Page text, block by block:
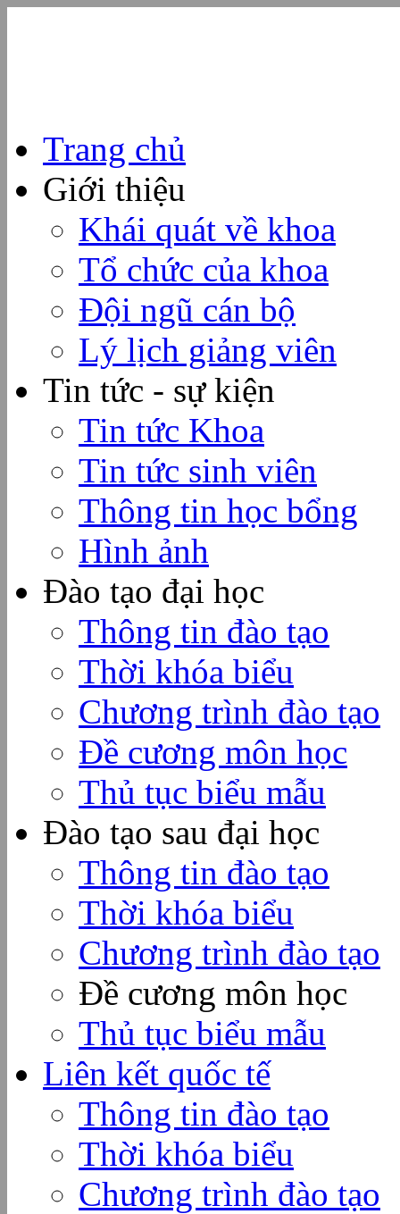
Trang chủ
Giới thiệu
Khái quát về khoa
Tổ chức của khoa
Đội ngũ cán bộ
Lý lịch giảng viên
Tin tức - sự kiện
Tin tức Khoa
Tin tức sinh viên
Thông tin học bổng
Hình ảnh
Đào tạo đại học
Thông tin đào tạo
Thời khóa biểu
Chương trình đào tạo
Đề cương môn học
Thủ tục biểu mẫu
Đào tạo sau đại học
Thông tin đào tạo
Thời khóa biểu
Chương trình đào tạo
Đề cương môn học
Thủ tục biểu mẫu
Liên kết quốc tế
Thông tin đào tạo
Thời khóa biểu
Chương trình đào tạo